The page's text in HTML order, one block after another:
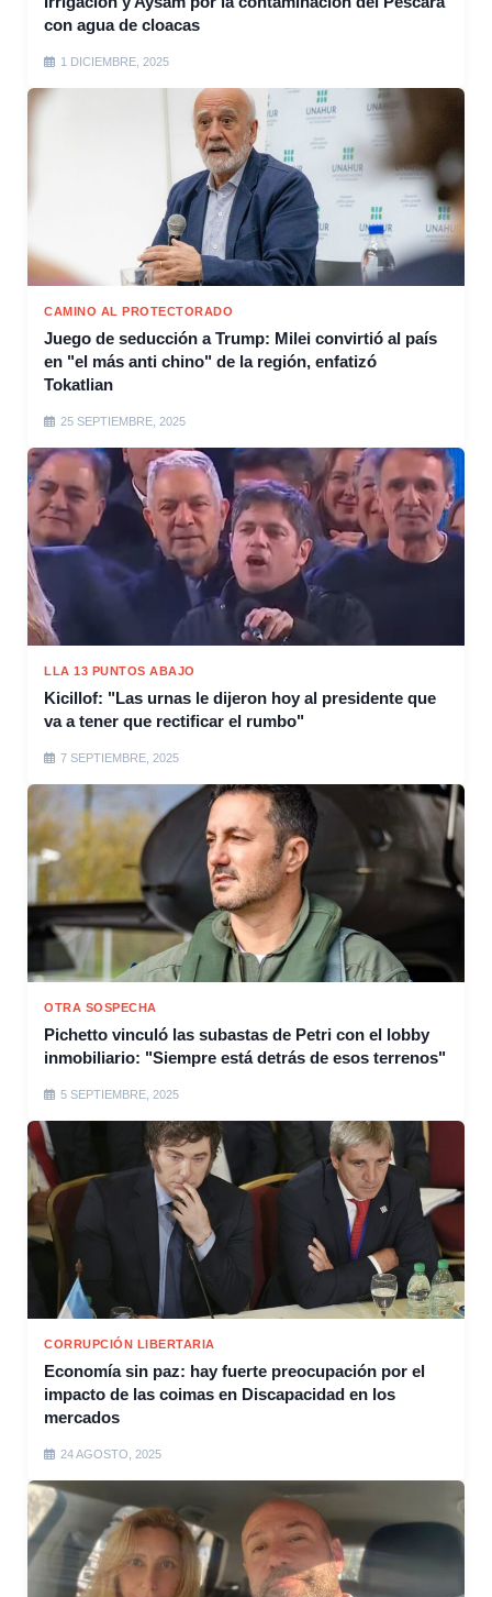
con agua de cloacas
1 DICIEMBRE, 2025
CAMINO AL PROTECTORADO
Juego de seducción a Trump: Milei convirtió al país
en "el más anti chino" de la región, enfatizó
Tokatlian
25 SEPTIEMBRE, 2025
LLA 13 PUNTOS ABAJO
Kicillof: "Las urnas le dijeron hoy al presidente que
va a tener que rectificar el rumbo"
7 SEPTIEMBRE, 2025
OTRA SOSPECHA
Pichetto vinculó las subastas de Petri con el lobby
inmobiliario: "Siempre está detrás de esos terrenos"
5 SEPTIEMBRE, 2025
CORRUPCIÓN LIBERTARIA
Economía sin paz: hay fuerte preocupación por el
impacto de las coimas en Discapacidad en los
mercados
24 AGOSTO, 2025